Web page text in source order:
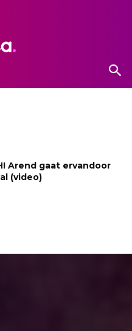
Arend gaat ervandoor
(video)